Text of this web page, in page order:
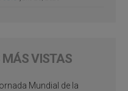
MÁS VISTAS
Mundial de la